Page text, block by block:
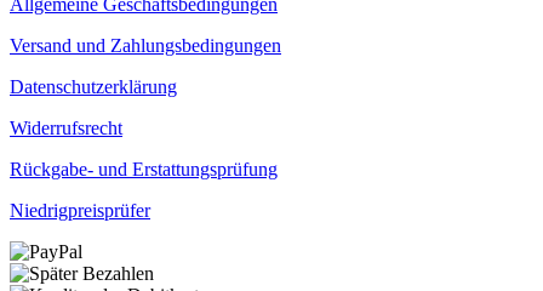
Allgemeine Geschäftsbedingungen
Versand und Zahlungsbedingungen
Datenschutzerklärung
Widerrufsrecht
Rückgabe- und Erstattungsprüfung
Niedrigpreisprüfer